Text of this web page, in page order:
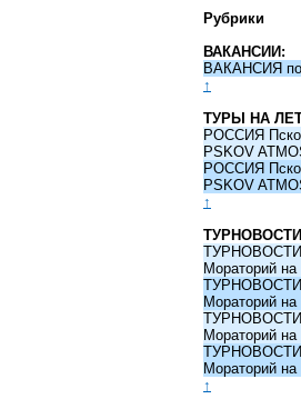
Рубрики
ВАКАНСИИ:
ВАКАНСИЯ
↑
ТУРЫ НА
РОССИЯ
PSKOV
РОССИЯ
PSKOV
↑
ТУРНОВОСТИ
Мораторий
ТУРНОВОСТИ
Мораторий
ТУРНОВОСТИ
Мораторий
ТУРНОВОСТИ
Мораторий
↑